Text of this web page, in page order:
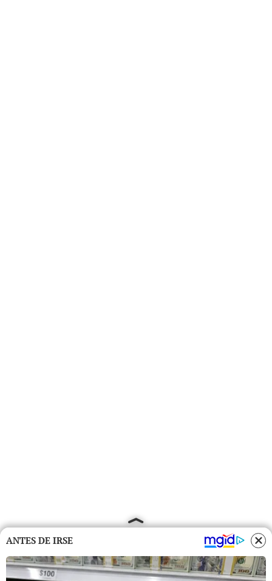
ANTES DE IRSE